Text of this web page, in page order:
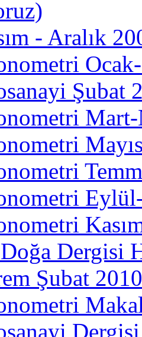
- Aralık
Şubat
Mart-
Dergisi
Şubat 2010